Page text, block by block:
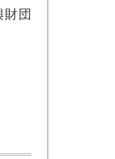
団